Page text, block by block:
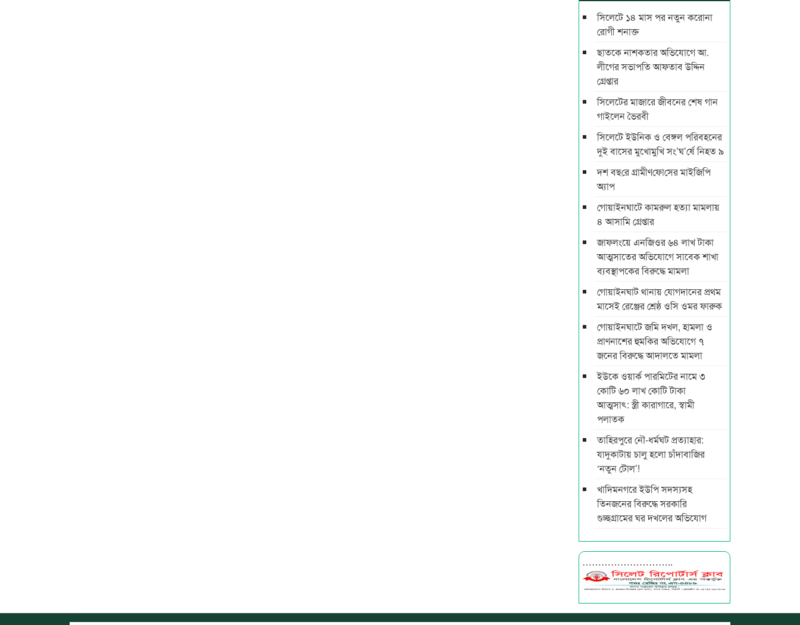
সিলেটে ১৪ মাস পর নতুন করোনা
রোগী শনাক্ত
ছাতকে নাশকতার অভিযোগে আ.
লীগের সভাপ‌তি আফতাব উদ্দিন
গ্রেপ্তার
সিলেটের মাজারে জীবনের শেষ গান
গাইলেন ভৈরবী
সিলেটে ইউনিক ও বেঙ্গল পরিবহনের
দুই বাসের মুখোমুখি সং’ঘ’র্ষে নিহত ৯
দশ বছ‌রে গ্রামীণ‌ফো‌সের মাইজিপি
অ্যাপ
গোয়াইনঘাটে কামরুল হত্যা মামলায়
৪ আসামি গ্রেপ্তার
জাফলংয়ে এনজিওর ৬৪ লাখ টাকা
আত্মসাতের অভিযোগে সাবেক শাখা
ব্যবস্থাপকের বিরুদ্ধে মামলা
গোয়াইনঘাট থানায় যোগদানের প্রথম
মাসেই রেঞ্জের শ্রেষ্ঠ ওসি ওমর ফারুক
গোয়াইনঘাটে জমি দখল, হামলা ও
প্রাণনাশের হুমকির অভিযোগে ৭
জনের বিরুদ্ধে আদালতে মামলা
ইউকে ওয়ার্ক পারমিটের নামে ৩
কোটি ৬০ লাখ কোটি টাকা
আত্মসাৎ: স্ত্রী কারাগারে, স্বামী
পলাতক
তাহিরপুরে নৌ-ধর্মঘট প্রত্যাহার:
যাদুকাটায় চালু হলো চাঁদাবাজির
‘নতুন টোল’!
খাদিমনগরে ইউপি সদস্যসহ
তিনজনের বিরুদ্ধে সরকারি
গুচ্ছগ্রামের ঘর দখলের অভিযোগ
………………………..